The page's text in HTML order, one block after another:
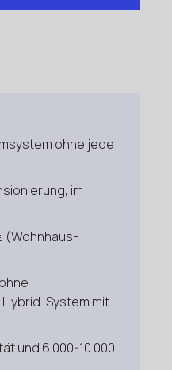
ohne jede
im
(Wohnhaus-
Hybrid-System mit
und 6.000-10.000